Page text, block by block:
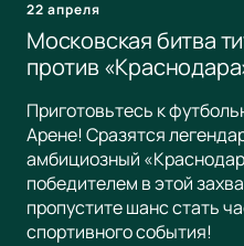
22 апреля
Московская битва
против
Приготовьтесь к
Арене! Сразятся
амбициозный
победителем в этой
пропустите шанс стать
спортивного события!